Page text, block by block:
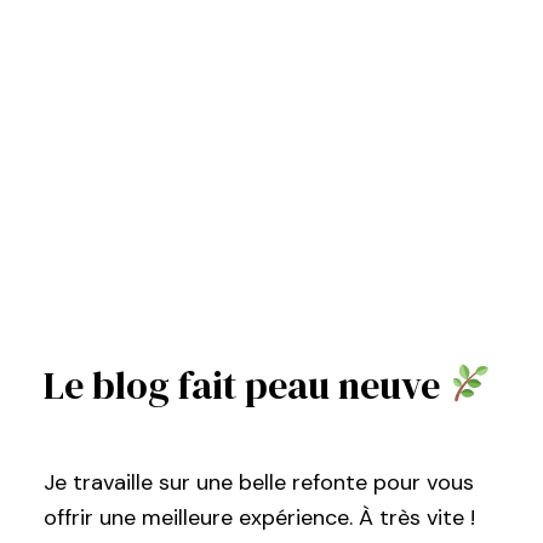
Le blog fait peau neuve
Je travaille sur une belle refonte pour vous
offrir une meilleure expérience. À très vite !